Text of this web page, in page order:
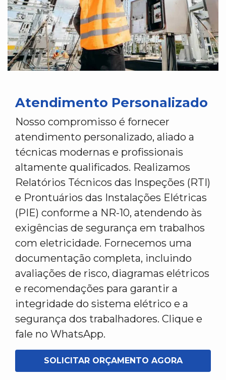
Atendimento Personalizado
Nosso compromisso é fornecer
atendimento personalizado, aliado a
técnicas modernas e profissionais
altamente qualificados. Realizamos
Relatórios Técnicos das Inspeções (RTI)
e Prontuários das Instalações Elétricas
(PIE) conforme a NR-10, atendendo às
exigências de segurança em trabalhos
com eletricidade. Fornecemos uma
documentação completa, incluindo
avaliações de risco, diagramas elétricos
e recomendações para garantir a
integridade do sistema elétrico e a
segurança dos trabalhadores. Clique e
fale no WhatsApp.
SOLICITAR ORÇAMENTO AGORA